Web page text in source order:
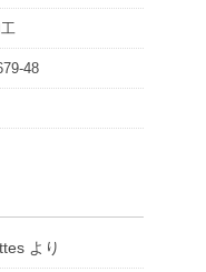
48
より